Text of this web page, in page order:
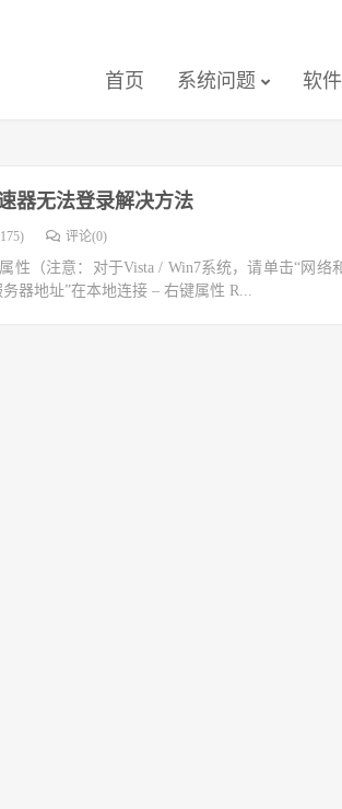
首页 系统问题 软
器无法登录解决方法
评论(0)
性（注意：对于Vista / Win7系统，请单击“网
器地址”在本地连接 – 右键属性 R...